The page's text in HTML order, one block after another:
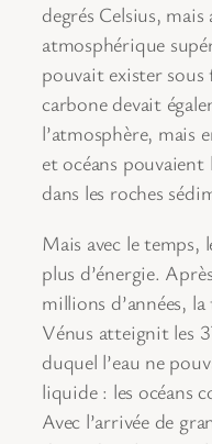
degrés Celsius,
atmosphérique
pouvait exister
carbone devait
l’atmosphère, mais
et océans
dans les roches
Mais avec le temps,
plus d’énergie.
millions d’années,
Vénus atteignit les
duquel l’eau ne
liquide : les océans
Avec l’arrivée de